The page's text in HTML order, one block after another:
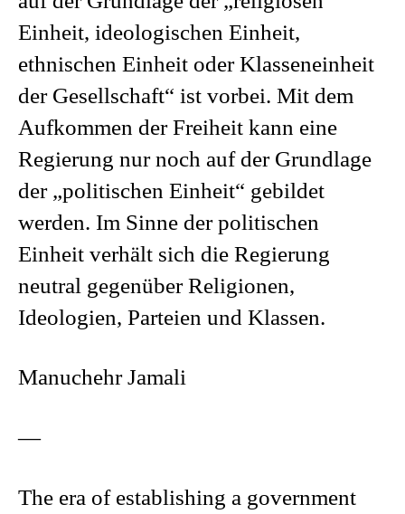
Einheit, ideologischen Einheit,
ethnischen Einheit oder Klasseneinheit
der Gesellschaft“ ist vorbei. Mit dem
Aufkommen der Freiheit kann eine
Regierung nur noch auf der Grundlage
der „politischen Einheit“ gebildet
werden. Im Sinne der politischen
Einheit verhält sich die Regierung
neutral gegenüber Religionen,
Ideologien, Parteien und Klassen.
Manuchehr Jamali
—
The era of establishing a government